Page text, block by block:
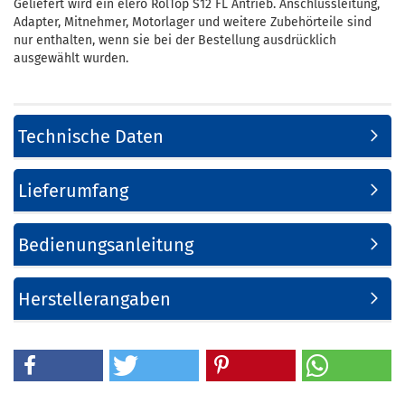
Geliefert wird ein elero RolTop S12 FL Antrieb. Anschlussleitung,
Adapter, Mitnehmer, Motorlager und weitere Zubehörteile sind
nur enthalten, wenn sie bei der Bestellung ausdrücklich
ausgewählt wurden.
Technische Daten
Lieferumfang
Bedienungsanleitung
Herstellerangaben